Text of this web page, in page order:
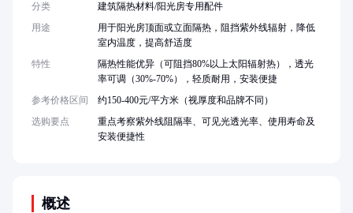
概述
分类
建筑隔热材料/阳光房专用配件
用途
用于阳光房顶面或立面隔热，阻挡紫外线辐射，降低
室内温度，提高舒适度
特性
隔热性能优异（可阻挡80%以上太阳辐射热），透光
率可调（30%-70%），轻质耐用，安装便捷
参考价格区间
约150-400元/平方米（视厚度和品牌不同）
选购要点
重点考察紫外线阻隔率、可见光透光率、使用寿命及
安装便捷性